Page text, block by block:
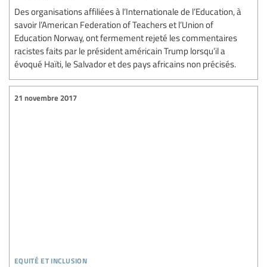
Des organisations affiliées à l’Internationale de l’Education, à
savoir l’American Federation of Teachers et l’Union of
Education Norway, ont fermement rejeté les commentaires
racistes faits par le président américain Trump lorsqu’il a
évoqué Haïti, le Salvador et des pays africains non précisés.
equité et inclusion
21 novembre 2017